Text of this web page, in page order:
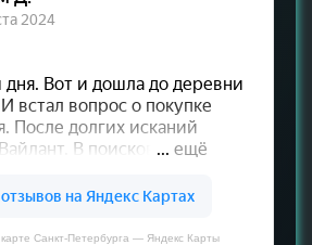
Санкт‑Петербурга — Яндекс Карты